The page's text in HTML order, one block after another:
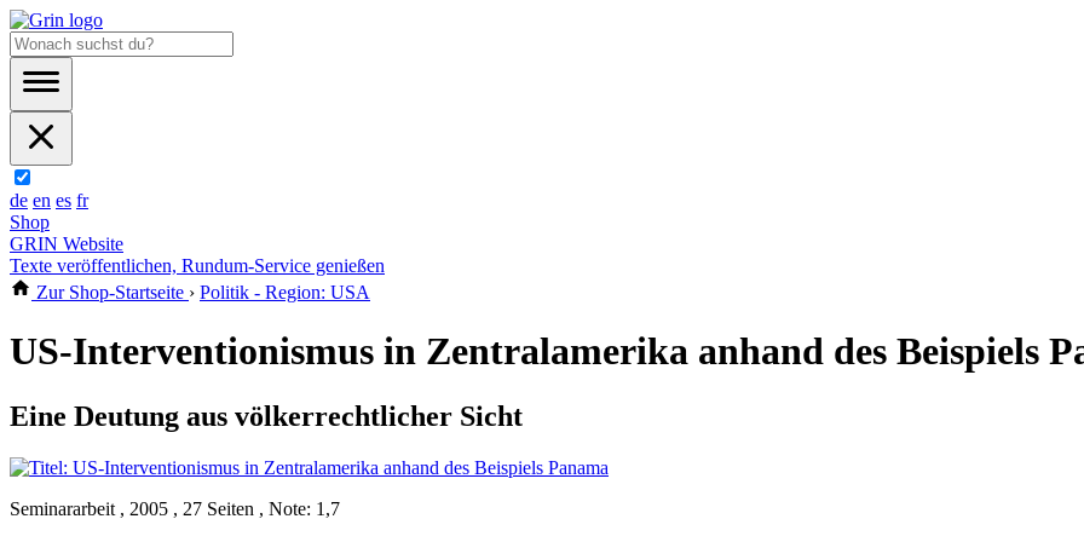
de en es fr
Shop
GRIN Website
Texte veröffentlichen, Rundum-Service genießen
Zur Shop-Startseite › Politik - Region: USA
US-Interventionismus in Zentralamerika anhand des Beispiels
Eine Deutung aus völkerrechtlicher Sicht
Seminararbeit , 2005 , 27 Seiten , Note: 1,7